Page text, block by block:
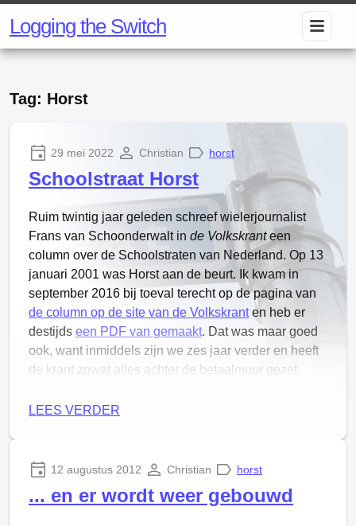
Logging the Switch
Tag: Horst
29 mei 2022 Christian horst
Schoolstraat Horst
Ruim twintig jaar geleden schreef wielerjournalist
Frans van Schoonderwalt in de Volkskranteen
column over de Schoolstraten van Nederland. Op 13
januari 2001 was Horst aan de beurt. Ik kwam in
september 2016 bij toeval terecht op de pagina van
de column op de site van de Volkskranten heb er
destijds een PDF van gemaakt. Dat was maar goed
ook, want inmiddels zijn we zes jaar verder en heeft
de krant zowat alles achter de betaalmuur gezet.
aan denken en bedacht me dat het misschien leuk is
2008 aangelegd. Hierdoor kwam tuin- dier- en
LEES VERDER
12 augustus 2012 Christian horst
... en er wordt weer gebouwd